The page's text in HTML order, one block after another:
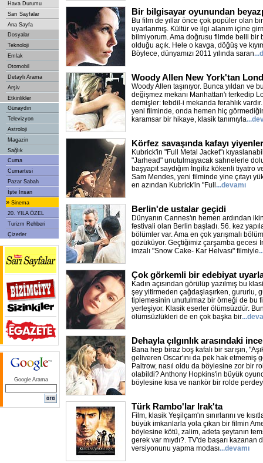
Hava Durumu
Sarı Sayfalar
Ana Sayfa
Dosyalar
Teknoloji
Emlak
Otomobil
Detaylı Arama
Arşiv
Etkinlikler
Günaydın
Televizyon
Astroloji
Magazin
Sağlık
Cuma
Cumartesi
Pazar Sabah
İşte İnsan
» Sinema
20. YILA ÖZEL
Turizm Rehberi
Çizerler
Google Arama
Bir bilgisayar oyunundan
Bu film de yıllar önce çok popüler olan
uyarlanmış. Kültür ve ilgi alanım içine
bilmiyorum. Ama doğrusu filmde belli bir
olduğu açık. Hele o kavga, döğüş ve
Böylece, dünyamızı 2011 yılında saran
Woody Allen New York'tan
Woody Allen taşınıyor. Bunca yıldan ve
değişmez mekanı Manhattan'ı terkedip
demişler: tebdil-i mekanda ferahlık
yeni filminde, onda hemen hiç
karamsar bir hikaye, klasik tanımıyla
Körfez savaşında kafayı
Kubrick'in "Full Metal Jacket"ı
"Jarhead" unutulmayacak sahnelerle
başyapıt saydığım İngiliz kökenli tiyatro
Sam Mendes, yeni filminde yine çıtayı
en azından Kubrick'in "Full ...devamı
Berlin'de ustalar geçidi
Dünyanın Cannes'ın hemen ardından
festivali olan Berlin başladı. 56. kez
bölümler var. Ama en çok yarışmalı
gözüküyor. Geçtiğimiz çarşamba gecesi
imzalı "Snow Cake- Kar Helvası" filmiyle
Çok görkemli bir edebiyat
Kadın açısından görülüp yazılmış bu
şey yitirmeden çağdaşlaşırken, gururlu,
tiplemesinin unutulmaz bir örneği de bu
yerleşiyor. Klasik eserler ölümsüzdür.
ölümsüzlükleri de en çok başka bir
Dehayla çılgınlık arasındaki
Bana hep biraz boş kafalı bir sarışın,
geliveren Oscar'ını da pek hak etmemiş
Paltrow, nasıl oldu da böylesine zor bir
olabildi? Anthony Hopkins'in büyük
böylesine kısa ve nankör bir rolde
Türk Rambo'lar Irak'ta
Film, klasik Yeşilçam'ın sınırlarını ve
büyük imkanlarla yola çıkan bir filmin
böylesine kötü, zalim, adeta şeytanın
gerek var mıydı?. TV'de başarı kazanan
versiyonunu yapma modası...devamı